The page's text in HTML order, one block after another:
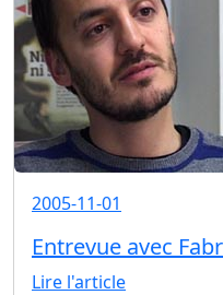
2005-11-01
Entrevue avec
Lire l'article